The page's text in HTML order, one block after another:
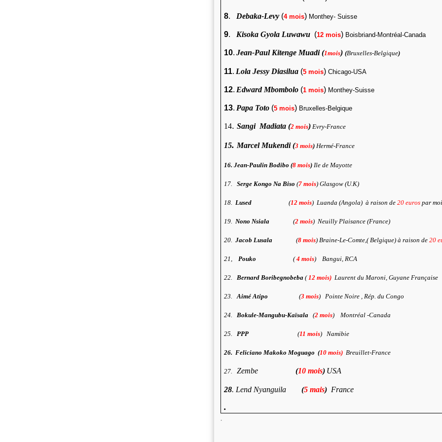
8. Debaka-Levy (4 mois) Monthey- Suisse
9. Kisoka Gyola Luwawu (12 mois) Boisbriand-Montréal-Canada
10. Jean-Paul Kitenge Muadi (1mois) (Bruxelles-Belgique)
11. Lola Jessy Diasilua (5 mois) Chicago-USA
12. Edward Mbombolo (1 mois) Monthey-Suisse
13. Papa Toto (5 mois) Bruxelles-Belgique
14. Sangi Madiata (2 mois) Evry-France
15. Marcel Mukendi (3 mois) Hermé-France
16. Jean-Paulin Bodibo (8 mois) Ile de Mayotte
17. Serge Kongo Na Biso (7 mois) Glasgow (U.K)
18. Lused(12 mois) Luanda (Angola) à raison de 20 eurospar
19. Nono Nsiala (2 mois) Neuilly Plaisance (France)
20. Jacob Lusala(8 mois) Braine-Le-Comte,( Belgique) à raison de 20
21, Pouko (4 mois) Bangui, RCA
22. Bernard Boribegnobeba( 12 mois)Laurent du Maroni, Guyane Française
23. Aimé Atipo (3 mois) Pointe Noire , Rép. du Congo
24. Bokule-Mangubu-Kaïsala(2 mois) Montréal -Canada
25. PPP (11 mois) Namibie
26. Feliciano Makoko Moguago (10 mois) Breuillet-France
27. Zembe(10 mois) USA
28. Lend Nyanguila (5 mais) France
.
.